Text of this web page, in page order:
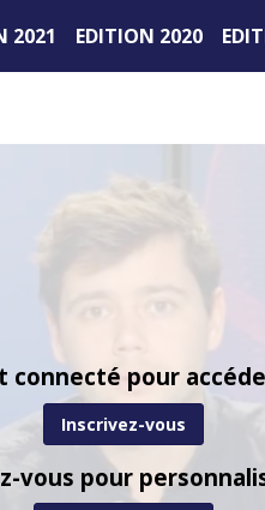
2021 EDITION 2020
connecté pour
Inscrivez-vous
vous pour